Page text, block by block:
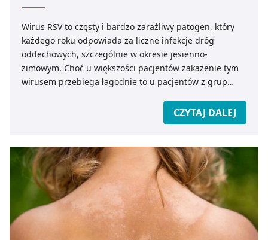
Wirus RSV to częsty i bardzo zaraźliwy patogen, który
każdego roku odpowiada za liczne infekcje dróg
oddechowych, szczególnie w okresie jesienno-
zimowym. Choć u większości pacjentów zakażenie tym
wirusem przebiega łagodnie to u pacjentów z grup
poważnych powikłań zdrowotnych takich jak: zapalenie
płuc, niewydolność oddechowa czy zaostrzenie chorób
życiu, mogą wymagać hospitalizacji a także mogą
doprowadzić do śmierci.
CZYTAJ DALEJ